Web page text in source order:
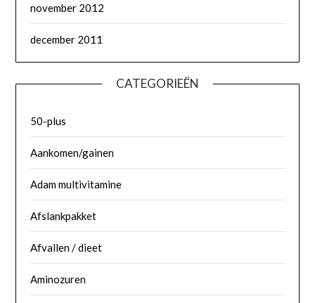
november 2012
december 2011
CATEGORIEËN
50-plus
Aankomen/gainen
Adam multivitamine
Afslankpakket
Afvallen / dieet
Aminozuren